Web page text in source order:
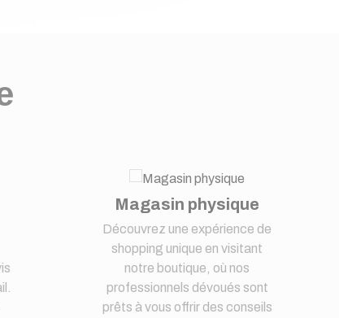
Magasin physique
Découvrez une expérience de
shopping unique en visitant
notre boutique, où nos
professionnels dévoués sont
prêts à vous offrir des conseils